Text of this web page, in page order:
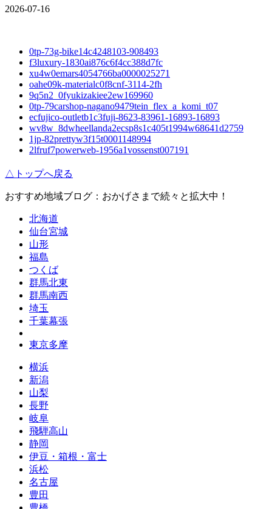
2026-07-16
0tp-73g-bike14c4248103-908493
f3luxury-1830ai876c6f4cc388d7fc
xu4w0emars4054766ba0000025271
oahe09k-materialc0f8cnf-3114-2fh
9q5n2_0fyukizakiee2ew169960
0tp-79carshop-nagano9479tein_flex_a_komi_t07
ecfujico-outletb1c3fuji-8623-83961-16893-16893
wv8w_8dwheellanda2ecsp8s1c405t1994w68641d2759
1jp-82prettyw3f15t0001148994
2lfruf7powerweb-1956a1vossenst007191
△トップへ戻る
おすすめ地域ブログ：おかげさまで続々と拡大中！
北海道
仙台宮城
山形
福島
つくば
群馬北東
群馬南西
埼玉
千葉幕張
東京多摩
横浜
新潟
山梨
長野
岐阜
飛騨高山
静岡
伊豆・箱根・富士
浜松
名古屋
豊田